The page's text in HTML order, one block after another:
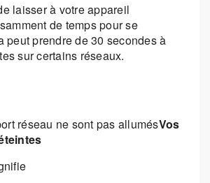
laisser à votre appareil
de temps pour se
peut prendre de 30 secondes à
sur certains réseaux.
Vos